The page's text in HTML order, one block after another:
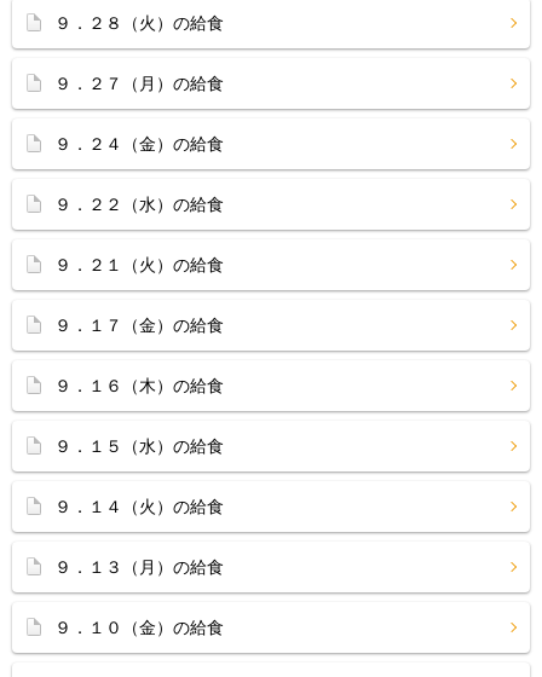
９．２８（火）の給食
９．２７（月）の給食
９．２４（金）の給食
９．２２（水）の給食
９．２１（火）の給食
９．１７（金）の給食
９．１６（木）の給食
９．１５（水）の給食
９．１４（火）の給食
９．１３（月）の給食
９．１０（金）の給食